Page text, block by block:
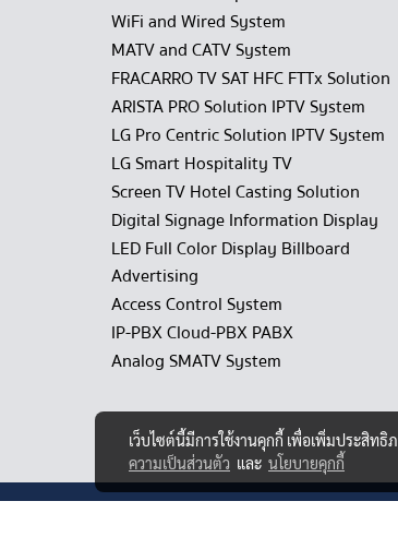
WiFi and Wired System
MATV and CATV System
FRACARRO TV SAT HFC FTTx Solution
ARISTA PRO Solution IPTV System
LG Pro Centric Solution IPTV System
LG Smart Hospitality TV
Screen TV Hotel Casting Solution
Digital Signage Information Display
LED Full Color Display Billboard
Advertising
Access Control System
IP-PBX Cloud-PBX PABX
Analog SMATV System
เว็บไซต์นี้มีการใช้งานคุกกี้ เพื่อเพิ่มประสิท
ความเป็นส่วนตัว และ นโยบายคุกกี้